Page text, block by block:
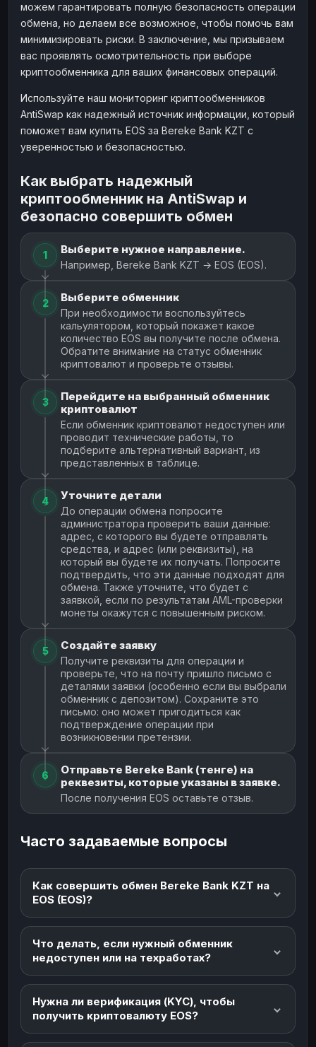
можем гарантировать полную безопасность операции
обмена, но делаем все возможное, чтобы помочь вам
минимизировать риски. В заключение, мы призываем
вас проявлять осмотрительность при выборе
криптообменника для ваших финансовых операций.
Используйте наш мониторинг криптообменников
AntiSwap как надежный источник информации, который
поможет вам купить EOS за Bereke Bank KZT с
уверенностью и безопасностью.
Как выбрать надежный
криптообменник на AntiSwap и
безопасно совершить обмен
1 Выберите нужное направление.
Например, Bereke Bank KZT → EOS (EOS).
2 Выберите обменник
При необходимости воспользуйтесь
кальулятором, который покажет какое
количество EOS вы получите после обмена.
Обратите внимание на статус обменник
криптовалют и проверьте отзывы.
3
Перейдите на выбранный обменник
криптовалют
Если обменник криптовалют недоступен или
проводит технические работы, то
подберите альтернативный вариант, из
представленных в таблице.
4 Уточните детали
До операции обмена попросите
администратора проверить ваши данные:
адрес, с которого вы будете отправлять
средства, и адрес (или реквизиты), на
который вы будете их получать. Попросите
подтвердить, что эти данные подходят для
обмена. Также уточните, что будет с
заявкой, если по результатам AML-проверки
монеты окажутся с повышенным риском.
5 Создайте заявку
Получите реквизиты для операции и
проверьте, что на почту пришло письмо с
деталями заявки (особенно если вы выбрали
обменник с депозитом). Сохраните это
письмо: оно может пригодиться как
подтверждение операции при
возникновении претензии.
6
Отправьте Bereke Bank (тенге) на
реквезиты, которые указаны в заявке.
После получения EOS оставьте отзыв.
Часто задаваемые вопросы
Как совершить обмен Bereke Bank KZT на
EOS (EOS)?
Что делать, если нужный обменник
недоступен или на техработах?
Нужна ли верификация (KYC), чтобы
получить криптовалюту EOS?